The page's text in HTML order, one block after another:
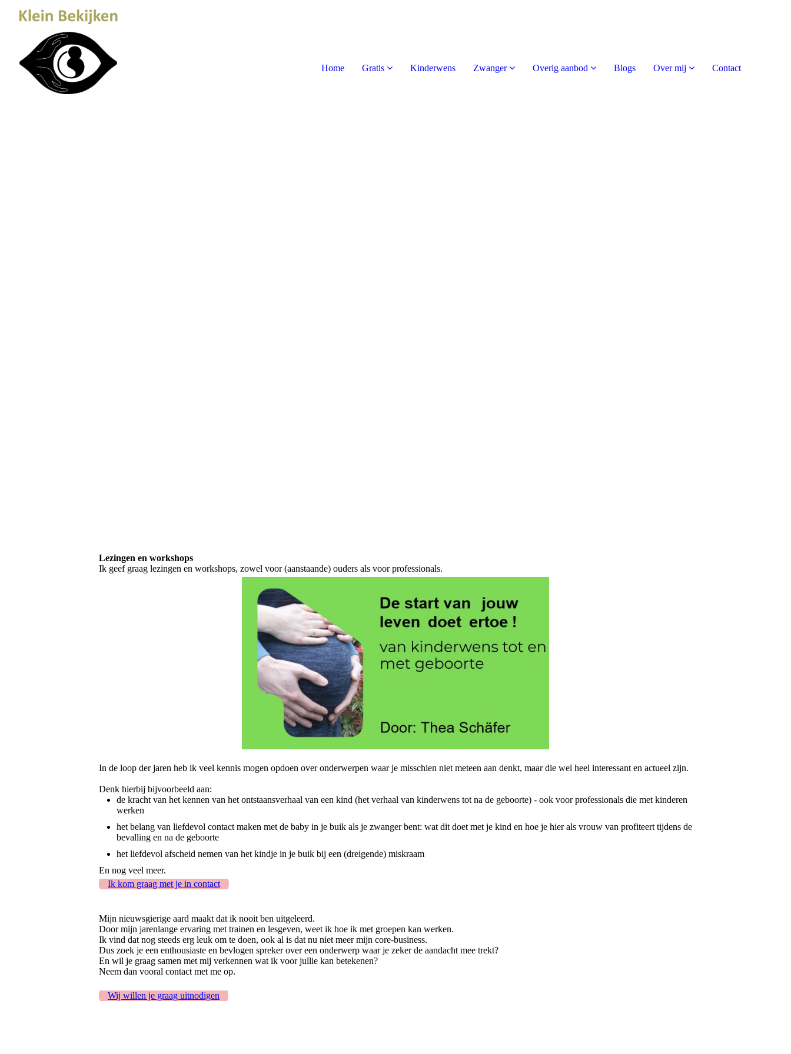
Home Gratis Kinderwens Zwanger Overig aanbod Blogs Over mij Contact
Lezingen en workshops
Ik geef graag lezingen en workshops, zowel voor (aanstaande) ouders als voor professionals.
In de loop der jaren heb ik veel kennis mogen opdoen over onderwerpen waar je misschien niet meteen aan denkt, maar die wel heel interessant en actueel zijn.
Denk hierbij bijvoorbeeld aan:
de kracht van het kennen van het ontstaansverhaal van een kind (het verhaal van kinderwens tot na de geboorte) - ook voor professionals die met kinderen
werken
het belang van liefdevol contact maken met de baby in je buik als je zwanger bent: wat dit doet met je kind en hoe je hier als vrouw van profiteert tijdens de
bevalling en na de geboorte
het liefdevol afscheid nemen van het kindje in je buik bij een (dreigende) miskraam
En nog veel meer.
Ik kom graag met je in contact
Mijn nieuwsgierige aard maakt dat ik nooit ben uitgeleerd.
Door mijn jarenlange ervaring met trainen en lesgeven, weet ik hoe ik met groepen kan werken.
Ik vind dat nog steeds erg leuk om te doen, ook al is dat nu niet meer mijn core-business.
Dus zoek je een enthousiaste en bevlogen spreker over een onderwerp waar je zeker de aandacht mee trekt?
En wil je graag samen met mij verkennen wat ik voor jullie kan betekenen?
Neem dan vooral contact met me op.
Wij willen je graag uitnodigen